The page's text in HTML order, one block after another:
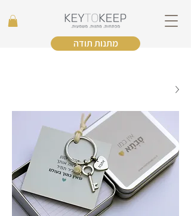
מתנות תודה